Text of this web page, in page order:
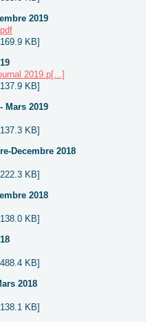
2019
KB]
2019.p[...]
KB]
Mars 2019
KB]
Decembre 2018
KB]
2018
KB]
KB]
2018
KB]